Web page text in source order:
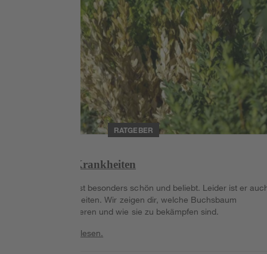
RATGEBER
Buchsbaum Krankheiten
Der Buchsbaum ist besonders schön und beliebt. Leider ist er
anfällig für Krankheiten. Wir zeigen dir, welche Buchsbaum
Krankheiten existieren und wie sie zu bekämpfen sind.
Weiterlesen.